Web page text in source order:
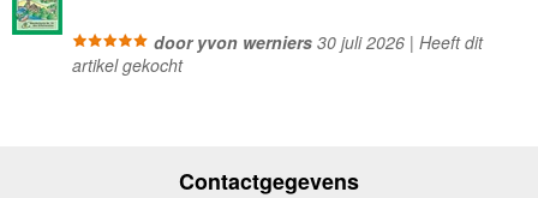
door yvon werniers30 juli 2026 | Heeft dit
artikel gekocht
Contactgegevens